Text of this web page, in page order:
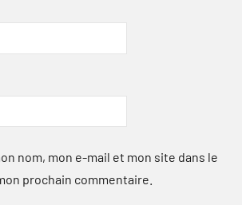
nom, mon e-mail et mon site dans le
prochain commentaire.